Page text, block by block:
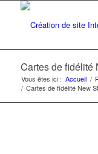
Cartes de fidélité
Vous êtes ici : Accueil /
/ Cartes de fidélité New